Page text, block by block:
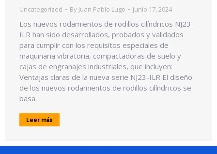
Uncategorized By Juan Pablo Lugo junio 17, 2024
Los nuevos rodamientos de rodillos cilíndricos NJ23-
ILR han sido desarrollados, probados y validados
para cumplir con los requisitos especiales de
maquinaria vibratoria, compactadoras de suelo y
cajas de engranajes industriales, que incluyen:
Ventajas claras de la nueva serie NJ23-ILR El diseño
de los nuevos rodamientos de rodillos cilíndricos se
basa…
Leer más